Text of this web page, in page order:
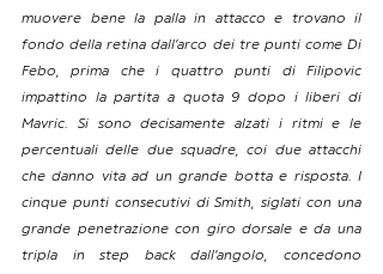
muovere bene la palla in attacco e trovano il
fondo della retina dall’arco dei tre punti come Di
Febo, prima che i quattro punti di Filipovic
impattino la partita a quota 9 dopo i liberi di
Mavric. Si sono decisamente alzati i ritmi e le
percentuali delle due squadre, coi due attacchi
che danno vita ad un grande botta e risposta. I
cinque punti consecutivi di Smith, siglati con una
grande penetrazione con giro dorsale e da una
tripla in step back dall’angolo, concedono